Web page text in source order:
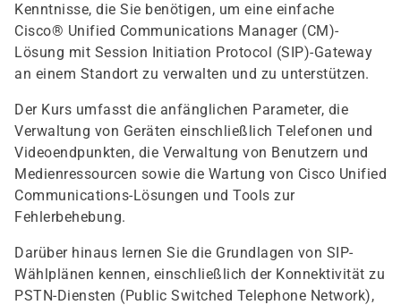
Kenntnisse, die Sie benötigen, um eine einfache
Cisco® Unified Communications Manager (CM)-
Lösung mit Session Initiation Protocol (SIP)-Gateway
an einem Standort zu verwalten und zu unterstützen.
Der Kurs umfasst die anfänglichen Parameter, die
Verwaltung von Geräten einschließlich Telefonen und
Videoendpunkten, die Verwaltung von Benutzern und
Medienressourcen sowie die Wartung von Cisco Unified
Communications-Lösungen und Tools zur
Fehlerbehebung.
Darüber hinaus lernen Sie die Grundlagen von SIP-
Wählplänen kennen, einschließlich der Konnektivität zu
PSTN-Diensten (Public Switched Telephone Network),